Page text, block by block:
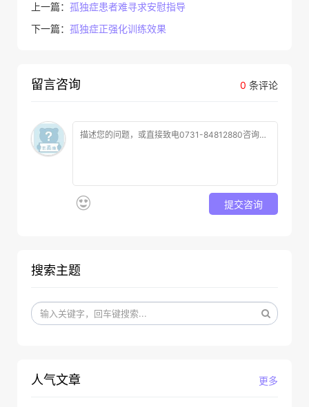
上一篇： 孤独症患者难寻求安慰指导
下一篇： 孤独症正强化训练效果
0 条评论
留言咨询
提交咨询
搜索主题
更多
人气文章